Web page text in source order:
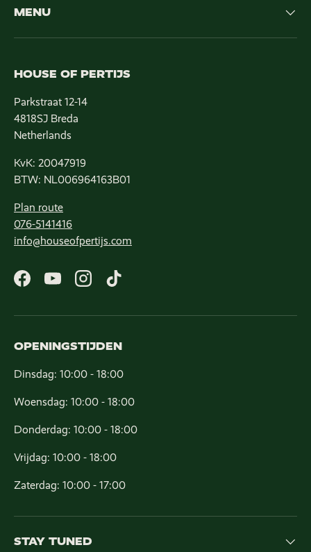
MENU
HOUSE OF PERTIJS
Parkstraat 12-14
4818SJ Breda
Netherlands
KvK: 20047919
BTW: NL006964163B01
Plan route
076-5141416
info@houseofpertijs.com
Facebook
YouTubeInstagram
TikTok
OPENINGSTIJDEN
Dinsdag: 10:00 - 18:00
Woensdag: 10:00 - 18:00
Donderdag: 10:00 - 18:00
Vrijdag: 10:00 - 18:00
Zaterdag: 10:00 - 17:00
STAY TUNED